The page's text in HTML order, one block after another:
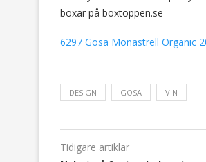
boxar på boxtoppen.se
6297 Gosa Monastrell Organic
DESIGN GOSA VIN
Tidigare artiklar